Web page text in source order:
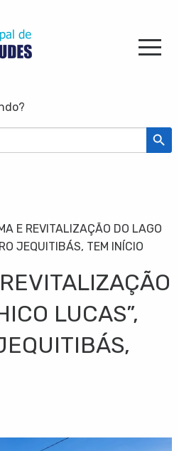
Search
E REVITALIZAÇÃO DO LAGO
JEQUITIBÁS, TEM INÍCIO
LUCAS”,